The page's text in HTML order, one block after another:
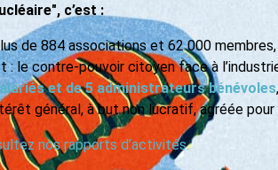
c’est :
de 884 associations et 62 000
: le contre-pouvoir citoyen face à
et de 5 administrateurs bénévoles
général, à but non lucratif, agréée
nos rapports d’activités